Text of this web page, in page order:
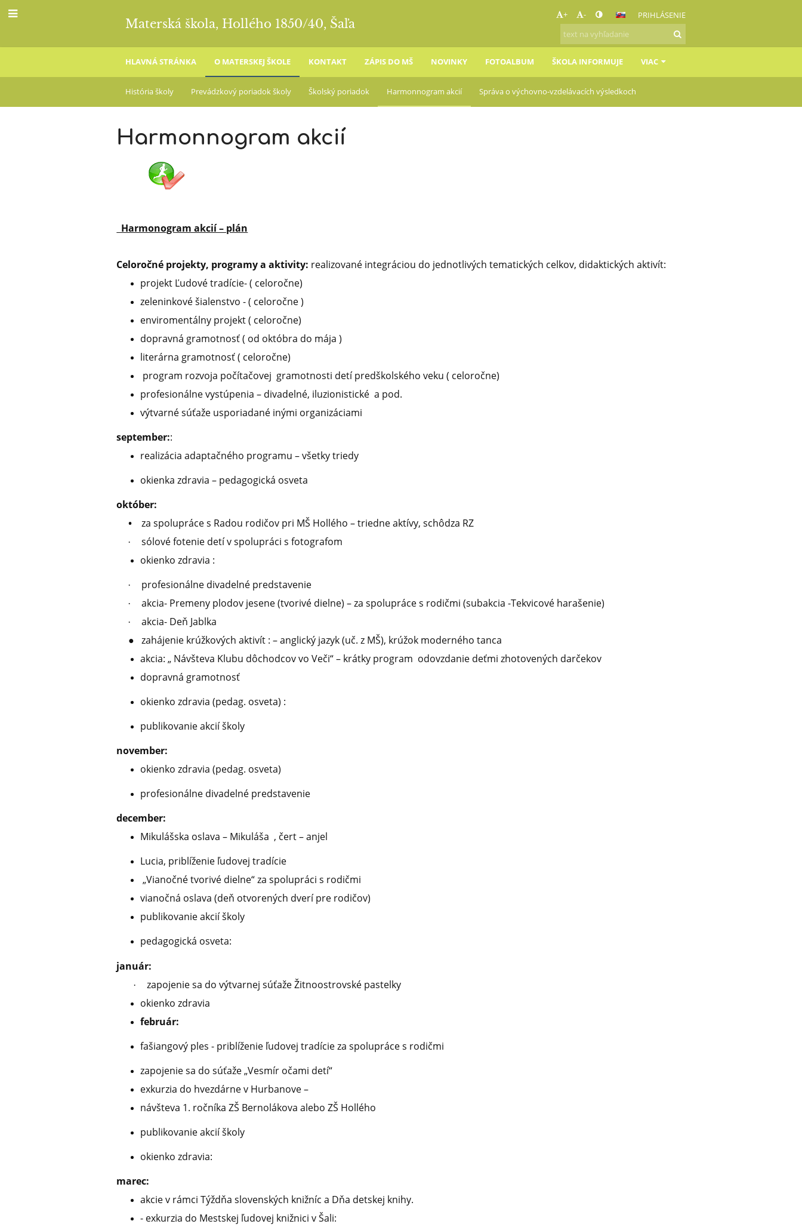
Materská škola, Hollého 1850/40, Šaľa
+ - PRIHLÁSENIE
HLAVNÁ STRÁNKA O MATERSKEJ ŠKOLE KONTAKT ZÁPIS DO MŠ NOVINKY FOTOALBUM ŠKOLA INFORMUJE VIAC
O
škole
História školy Prevádzkový poriadok školy Školský poriadok Harmonnogram akcií Správa o výchovno-vzdelávacích výsledkoch
Harmonnogram akcií
Harmonogram akcií – plán
Celoročné projekty, programy a aktivity: realizované integráciou do jednotlivých tematických celkov, didaktických aktivít:
projekt Ľudové tradície- ( celoročne)
zeleninkové šialenstvo - ( celoročne )
enviromentálny projekt ( celoročne)
dopravná gramotnosť ( od októbra do mája )
literárna gramotnosť ( celoročne)
program rozvoja počítačovej gramotnosti detí predškolského veku ( celoročne)
profesionálne vystúpenia – divadelné, iluzionistické a pod.
výtvarné súťaže usporiadané inými organizáciami
september::
realizácia adaptačného programu – všetky triedy
okienka zdravia – pedagogická osveta
október:
• za spolupráce s Radou rodičov pri MŠ Hollého – triedne aktívy, schôdza RZ
·
sólové fotenie detí v spolupráci s fotografom
okienko zdravia :
· profesionálne divadelné predstavenie
· akcia- Premeny plodov jesene (tvorivé dielne) – za spolupráce s rodičmi (subakcia -Tekvicové harašenie)
·
akcia- Deň Jablka
● zahájenie krúžkových aktivít : – anglický jazyk (uč. z MŠ), krúžok moderného tanca
akcia: „ Návšteva Klubu dôchodcov vo Veči“ – krátky program odovzdanie deťmi zhotovených darčekov
dopravná gramotnosť
okienko zdravia (pedag. osveta) :
publikovanie akcií školy
november:
okienko zdravia (pedag. osveta)
profesionálne divadelné predstavenie
december:
Mikulášska oslava – Mikuláša , čert – anjel
Lucia, priblíženie ľudovej tradície
„Vianočné tvorivé dielne“ za spolupráci s rodičmi
vianočná oslava (deň otvorených dverí pre rodičov)
publikovanie akcií školy
pedagogická osveta:
január:
·
zapojenie sa do výtvarnej súťaže Žitnoostrovské pastelky
okienko zdravia
február:
fašiangový ples - priblíženie ľudovej tradície za spolupráce s rodičmi
zapojenie sa do súťaže „Vesmír očami detí“
exkurzia do hvezdárne v Hurbanove –
návšteva 1. ročníka ZŠ Bernolákova alebo ZŠ Hollého
publikovanie akcií školy
okienko zdravia:
marec:
akcie v rámci Týždňa slovenských knižníc a Dňa detskej knihy.
- exkurzia do Mestskej ľudovej knižnici v Šali: